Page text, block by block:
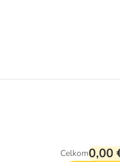
Celkom0,00